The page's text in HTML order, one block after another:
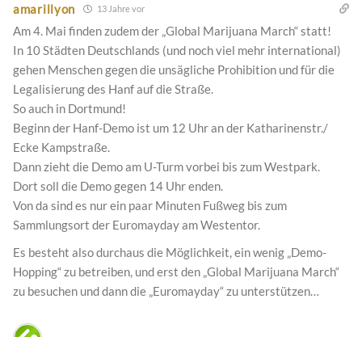
amarillyon 13 Jahre vor
Am 4. Mai finden zudem der „Global Marijuana March“ statt!
In 10 Städten Deutschlands (und noch viel mehr international)
gehen Menschen gegen die unsägliche Prohibition und für die
Legalisierung des Hanf auf die Straße.
So auch in Dortmund!
Beginn der Hanf-Demo ist um 12 Uhr an der Katharinenstr./
Ecke Kampstraße.
Dann zieht die Demo am U-Turm vorbei bis zum Westpark.
Dort soll die Demo gegen 14 Uhr enden.
Von da sind es nur ein paar Minuten Fußweg bis zum
Sammlungsort der Euromayday am Westentor.
Es besteht also durchaus die Möglichkeit, ein wenig „Demo-
Hopping“ zu betreiben, und erst den „Global Marijuana March“
zu besuchen und dann die „Euromayday“ zu unterstützen…